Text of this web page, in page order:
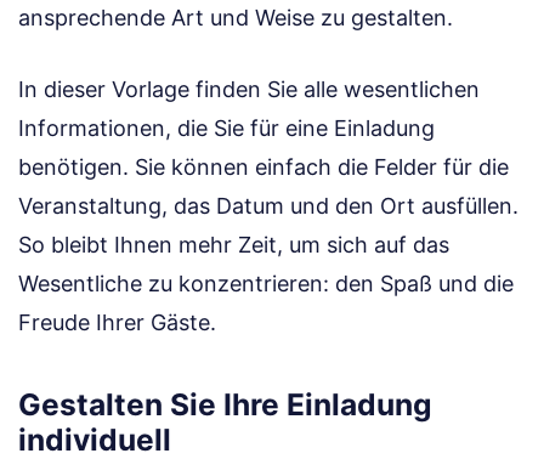
ansprechende Art und Weise zu gestalten.
In dieser Vorlage finden Sie alle wesentlichen
Informationen, die Sie für eine Einladung
benötigen. Sie können einfach die Felder für die
Veranstaltung, das Datum und den Ort ausfüllen.
So bleibt Ihnen mehr Zeit, um sich auf das
Wesentliche zu konzentrieren: den Spaß und die
Freude Ihrer Gäste.
Gestalten Sie Ihre Einladung
individuell